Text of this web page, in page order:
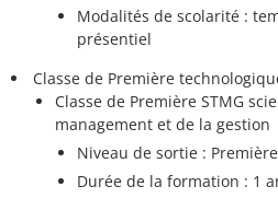
Modalités de scolarité :
présentiel
Classe de Première
Classe de Première STMG
management et de la gestion
Niveau de sortie : Première
Durée de la formation : 1